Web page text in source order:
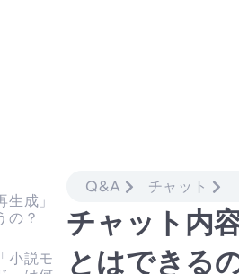
成」
の？
小説モ
Q&A チャット
チャット内
とはできる